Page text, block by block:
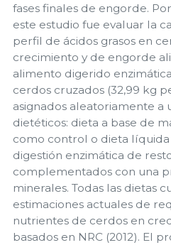
fases finales de engorde.
este estudio fue evaluar la
perfil de ácidos grasos en
crecimiento y de engorde
alimento digerido
cerdos cruzados (32,99 kg
asignados aleatoriamente a
dietéticos: dieta a base de
como control o dieta
digestión enzimática de
complementados con una
minerales. Todas las dietas
estimaciones actuales de
nutrientes de cerdos en
basados ​​en NRC (2012). El